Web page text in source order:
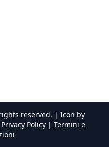
reserved. | Icon by
Privacy Policy| Termini e